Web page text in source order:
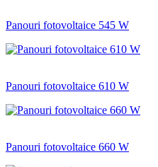
Panouri fotovoltaice 545 W
Panouri fotovoltaice 610 W
Panouri fotovoltaice 660 W